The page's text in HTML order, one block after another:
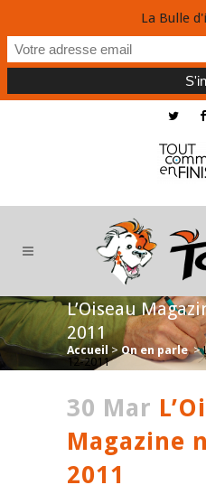
L’Oiseau
2011
Accueil >On en parle >
12-2011
30 Mar
Magazine
2011
La Bulle